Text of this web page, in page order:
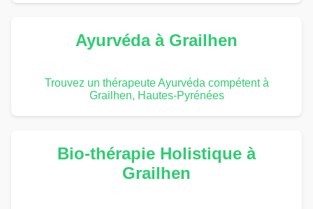
Ayurvéda à Grailhen
Trouvez un thérapeute Ayurvéda compétent à
Grailhen, Hautes-Pyrénées
Bio-thérapie Holistique à
Grailhen